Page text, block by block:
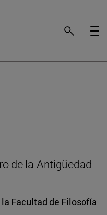
de la Antigüedad
Facultad de Filosofía